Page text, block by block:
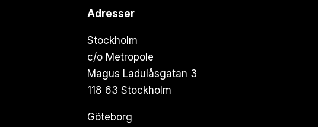
Adresser
Stockholm
c/o Metropole
Magus Ladulåsgatan 3
118 63 Stockholm
Göteborg